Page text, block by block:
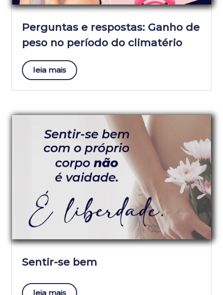
Perguntas e respostas: Ganho de
peso no período do climatério
leia mais
Sentir-se bem
leia mais